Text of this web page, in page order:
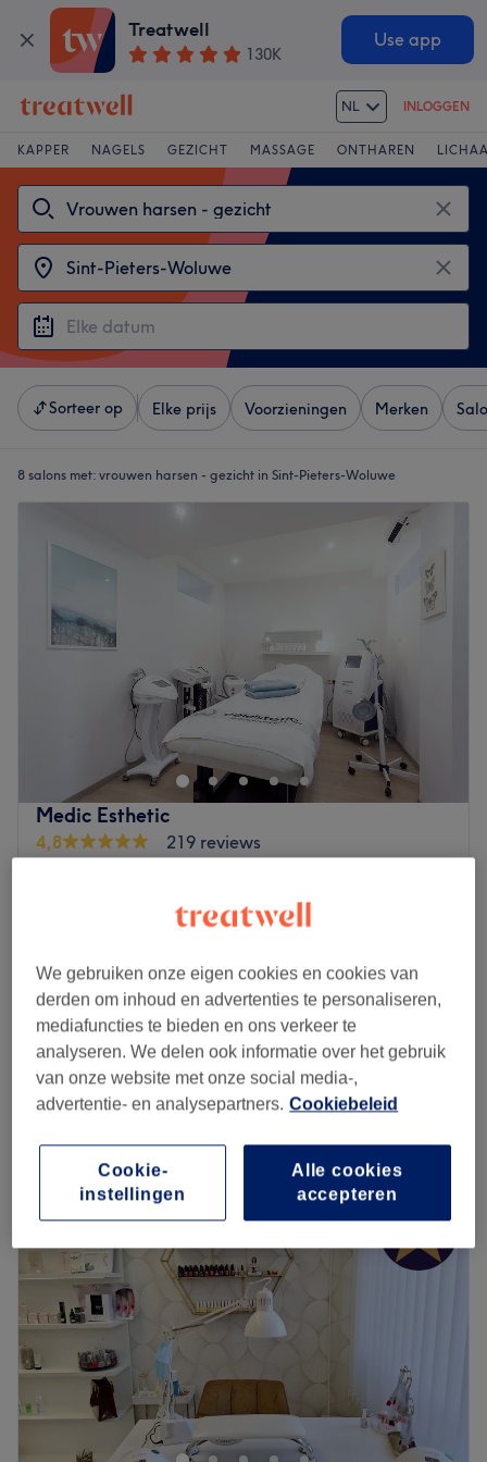
Treatwell
130K
Use app
NL INLOGGEN
KAPPER NAGELS GEZICHT MASSAGE ONTHAREN
Sorteer op Elke prijs Voorzieningen Merken
8 salons met: vrouwen harsen - gezicht in Sint-Pieters-Woluwe
Medic Esthetic
4,8
219 reviews
Femme - Épilation à la cire : Lèvres
Femme - Épilation à la cire : Menton et lèvres
20 min
€12
Femme - Épilation à la cire : Visage complet
25 min
€28
Kort overzicht salongegevens
Maandag 09:30–18:00
Dinsdag
09:30–18:00
Woensdag
Gesloten
Donderdag
09:30–18:00
Vrijdag
18:00
Zaterdag
09:30
Zondag
Medic Esthetic est un institut de beauté situé dans la rue
Henrotte, à seulement quelques pas de la station de
métro Stockel de Woluwé-Saint-Pierre.
We gebruiken onze eigen cookies en cookies van
derden om inhoud en advertenties te personaliseren,
mediafuncties te bieden en ons verkeer te
analyseren. We delen ook informatie over het gebruik
van onze website met onze social media-,
advertentie- en analysepartners. Cookiebeleid
Alle cookies
accepteren
Cookie-
instellingen